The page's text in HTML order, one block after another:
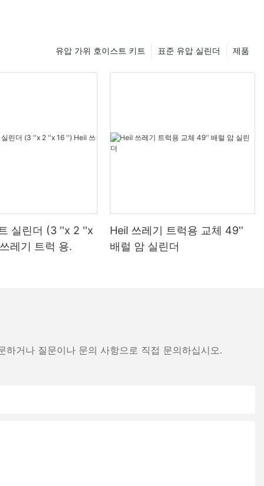
제품
표준 유압 실린더
유압 가위 호이스트 키트
실린더 (3 ''x 2 ''x
레기 트럭 용.
Heil 쓰레기 트럭용 교체 49''
배럴 암 실린더
거나 질문이나 문의 사항으로 직접 문의하십시오.